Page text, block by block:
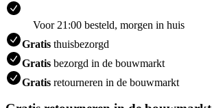
Voor 21:00 besteld, morgen in huis
Gratis thuisbezorgd
Gratis bezorgd in de bouwmarkt
Gratis retourneren in de bouwmarkt